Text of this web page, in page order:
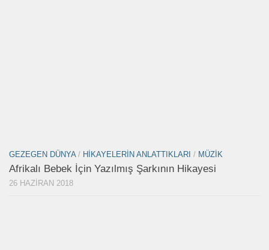
GEZEGEN DÜNYA / HIKAYELERIN ANLATTIKLARI / MÜZIK
Afrikalı Bebek İçin Yazılmış Şarkının Hikayesi
26 HAZIRAN 2018